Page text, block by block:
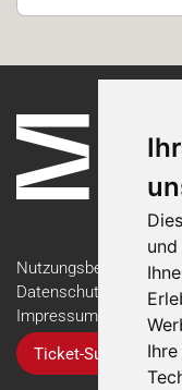
Nutzungsbedingungen
Datenschutzerklärung
Impressum
Ticket-Support